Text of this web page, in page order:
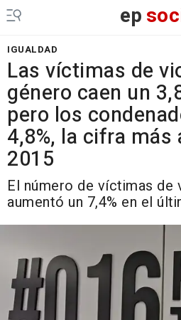
ep
IGUALDAD
Las víctimas de
género caen un
pero los
4,8%, la cifra más
2015
El número de víctimas
aumentó un 7,4% en el